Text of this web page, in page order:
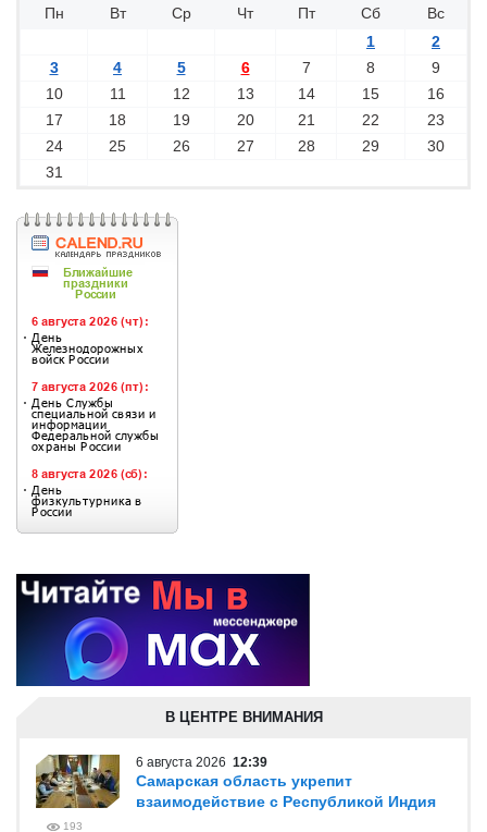
Пн
Вт Ср Чт Пт Сб
Вс
1
2
3
4 5 6 7 8
9
10
11 12 13 14 15
16
17
18 19 20 21 22
23
24
25 26 27 28 29
30
31
В ЦЕНТРЕ ВНИМАНИЯ
6 августа 2026 12:39
Самарская область укрепит
взаимодействие с Республикой Индия
193